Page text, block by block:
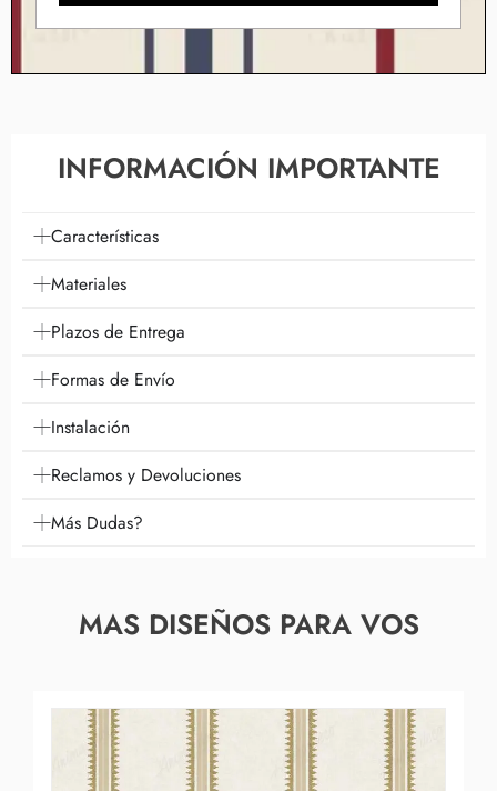
INFORMACIÓN IMPORTANTE
Características
Materiales
Plazos de Entrega
Formas de Envío
Instalación
Reclamos y Devoluciones
Más Dudas?
MAS DISEÑOS PARA VOS